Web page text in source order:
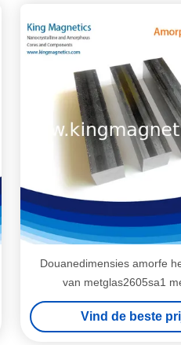
Douanedimensies amorfe
van metglas2605sa1
Vind de beste